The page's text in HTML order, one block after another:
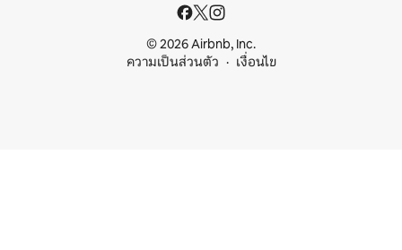
© 2026 Airbnb, Inc.
ความเป็นส่วนตัว
เงื่อนไข